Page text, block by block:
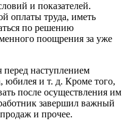
и показателей.
оплаты труда, иметь
по решению
поощрения за уже
перед наступлением
юбилея и т. д. Кроме того,
после осуществления им
завершил важный
и прочее.